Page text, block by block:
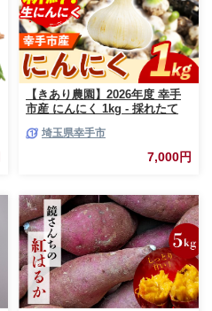
【きあり農園】2026年度 幸手
市産 にんにく 1kg - 採れたて
野菜 ベジタブル 美味しい おい
しい 根菜 スタミナ 大蒜 生にん
にく 国産 おすすめ 送料無料 埼
埼玉県幸手市
7,000円